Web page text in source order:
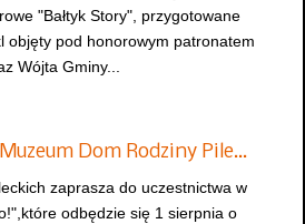
"Bałtyk Story", przygotowane
objęty pod honorowym patronatem
Wójta Gminy...
Dom Rodziny Pile…
zaprasza do uczestnictwa w
odbędzie się 1 sierpnia o